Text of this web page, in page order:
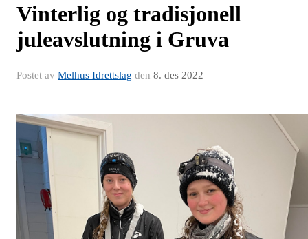
Vinterlig og tradisjonell
juleavslutning i Gruva
Postet av Melhus Idrettslag den 8. des 2022